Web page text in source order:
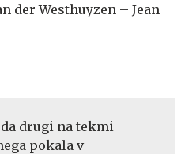
der Westhuyzen – Jean
drugi na tekmi
pokala v